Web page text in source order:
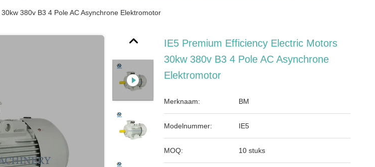
380v B3 4 Pole AC Asynchrone Elektromotor
IE5 Premium Efficiency Electric Motors
30kw 380v B3 4 Pole AC Asynchrone
Elektromotor
Merknaam: BM
Modelnummer: IE5
MOQ: 10 stuks